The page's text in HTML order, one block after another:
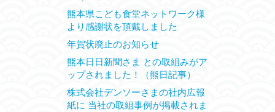
熊本県こども食堂ネットワーク様
より感謝状を頂戴しました
年賀状廃止のお知らせ
熊本日日新聞さま との取組みがア
ップされました！（熊日記事）
株式会社デンソーさまの社内広報
紙に 当社の取組事例が掲載されま